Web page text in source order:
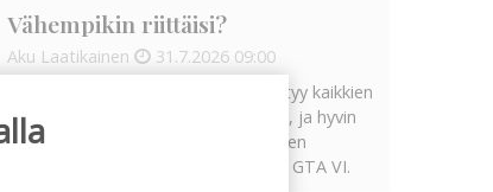
Vähempikin riittäisi?
Aku Laatikainen 31.7.2026 09:00
Tämän vuoden marraskuussa ilmestyy kaikkien
aikojen odotetuin ja ennakkotilatuin, ja hyvin
todennäköisesti myös kaikkien aikojen
myydyimmäksi videopeliksi nouseva GTA VI.